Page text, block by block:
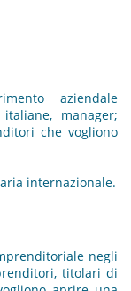
aziendale
manager;
che vogliono
internazionale.
negli
titolari di